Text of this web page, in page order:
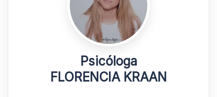
Psicóloga
FLORENCIA KRAAN